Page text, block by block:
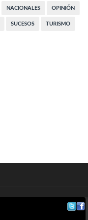
NACIONALES OPINIÓN
SUCESOS TURISMO